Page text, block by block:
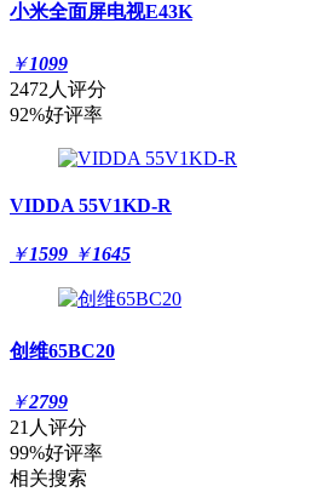
小米全面屏电视E43K
￥1099
2472人评分
92%好评率
VIDDA 55V1KD-R
￥1599 ￥1645
创维65BC20
￥2799
21人评分
99%好评率
相关搜索